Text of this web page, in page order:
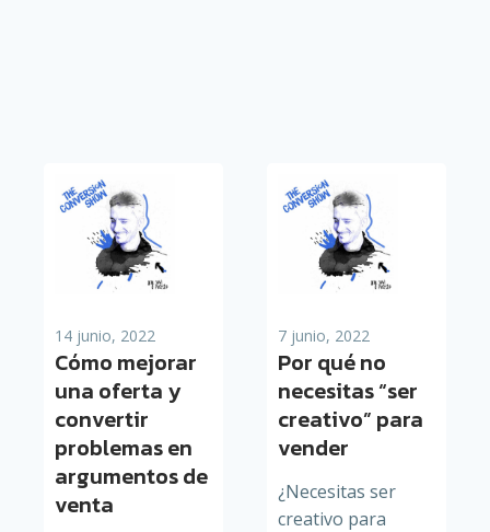
14 junio, 2022
Cómo mejorar
una oferta y
convertir
problemas en
argumentos de
venta
7 junio, 2022
Por qué no
necesitas “ser
creativo” para
vender
¿Necesitas ser
creativo para